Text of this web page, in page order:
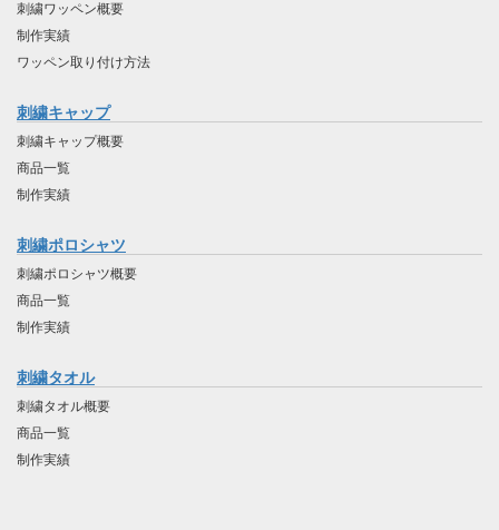
刺繍ワッペン概要
制作実績
ワッペン取り付け方法
刺繍キャップ
刺繍キャップ概要
商品一覧
制作実績
刺繍ポロシャツ
刺繍ポロシャツ概要
商品一覧
制作実績
刺繍タオル
刺繍タオル概要
商品一覧
制作実績